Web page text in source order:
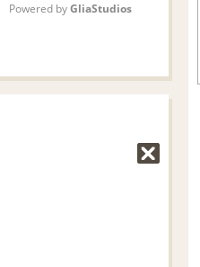
Powered by GliaStudios